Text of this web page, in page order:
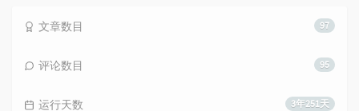
97
文章数目
95
评论数目
3年251天
运行天数